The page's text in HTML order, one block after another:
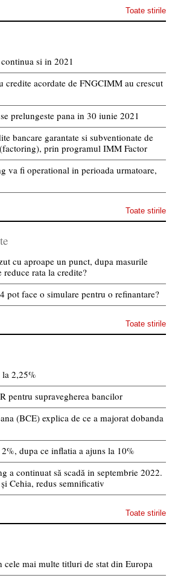
Toate stirile
si in 2021
credite acordate de FNGCIMM au crescut
prelungeste pana in 30 iunie 2021
bancare garantate si subventionate de
prin programul IMM Factor
va fi operational in perioada urmatoare,
Toate stirile
cu aproape un punct, dupa masurile
rata la credite?
pot face o simulare pentru o refinantare?
Toate stirile
la 2,25%
pentru supravegherea bancilor
(BCE) explica de ce a majorat dobanda
dupa ce inflatia a ajuns la 10%
a continuat să scadă in septembrie 2022.
Cehia, redus semnificativ
Toate stirile
cele mai multe titluri de stat din Europa